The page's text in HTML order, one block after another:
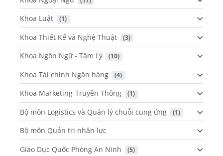
Khoa Luật (1)
Khoa Thiết Kế và Nghệ Thuật (3)
Khoa Ngôn Ngữ - Tâm Lý (10)
Khoa Tài chính Ngân hàng (4)
Khoa Marketing-Truyền Thông (1)
Bộ môn Logistics và Quản lý chuỗi cung ứng (1)
Bộ môn Quản trị nhân lực
Giáo Dục Quốc Phòng An Ninh
(5)